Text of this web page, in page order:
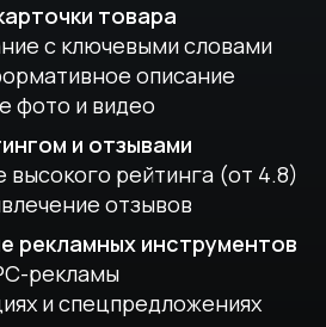
товара
с ключевыми словами
описание
фото и видео
и отзывами
рейтинга (от 4.8)
отзывов
рекламных инструментов
рекламы
и спецпредложениях